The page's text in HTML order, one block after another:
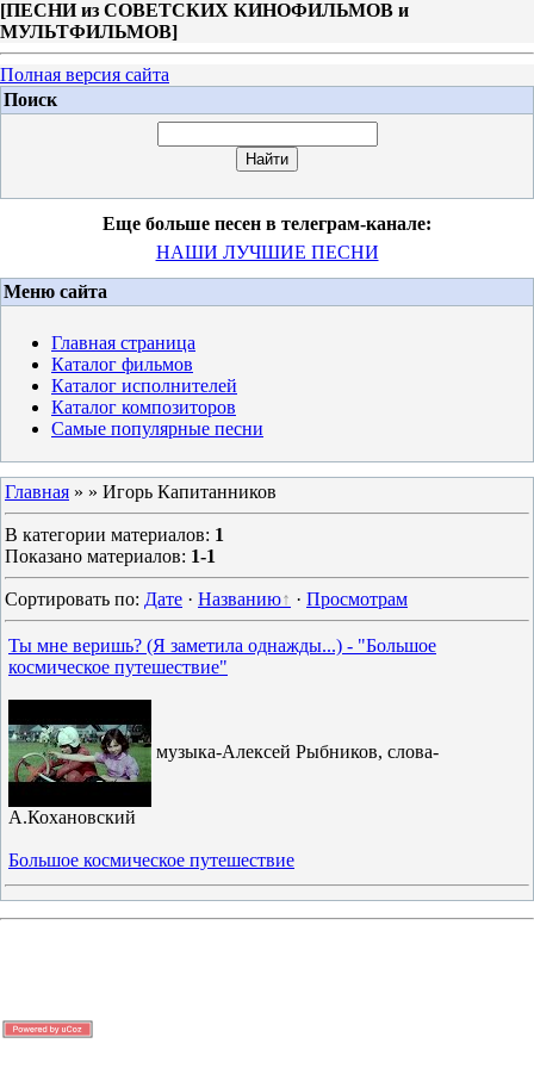
[ПЕСНИ из СОВЕТСКИХ КИНОФИЛЬМОВ и
МУЛЬТФИЛЬМОВ]
Полная версия сайта
Поиск
Еще больше песен в телеграм-канале:
НАШИ ЛУЧШИЕ ПЕСНИ
Меню сайта
Главная страница
Каталог фильмов
Каталог исполнителей
Каталог композиторов
Самые популярные песни
Главная » » Игорь Капитанников
В категории материалов: 1
Показано материалов: 1-1
Сортировать по: Дате · Названию · Просмотрам
Ты мне веришь? (Я заметила однажды...) - "Большое
космическое путешествие"
музыка-Алексей Рыбников, слова-
А.Кохановский
Большое космическое путешествие